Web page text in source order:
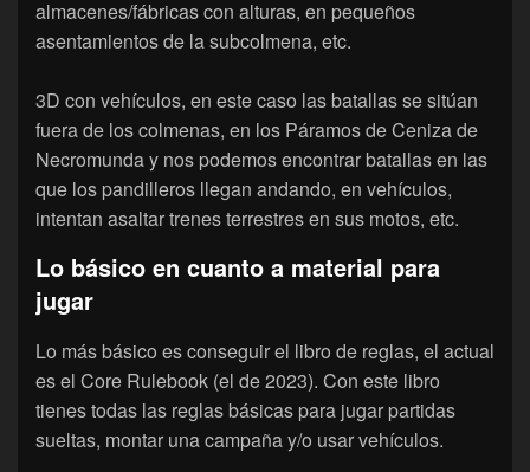
almacenes/fábricas con alturas, en pequeños
asentamientos de la subcolmena, etc.
3D con vehículos, en este caso las batallas se sitúan
fuera de los colmenas, en los Páramos de Ceniza de
Necromunda y nos podemos encontrar batallas en las
que los pandilleros llegan andando, en vehículos,
intentan asaltar trenes terrestres en sus motos, etc.
Lo básico en cuanto a material para
jugar
Lo más básico es conseguir el libro de reglas, el actual
es el Core Rulebook (el de 2023). Con este libro
tienes todas las reglas básicas para jugar partidas
sueltas, montar una campaña y/o usar vehículos.